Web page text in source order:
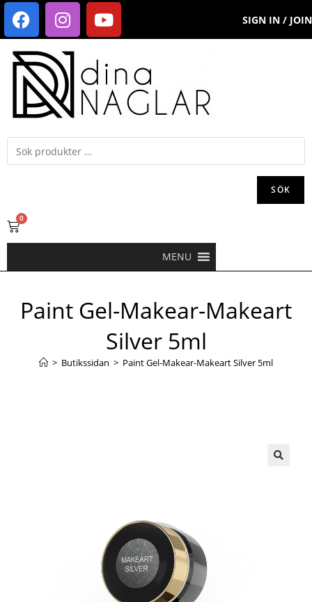
SIGN IN / JOIN
SÖK
0
MENU
Paint Gel-Makear-Makeart
Silver 5ml
> Butikssidan > Paint Gel-Makear-Makeart Silver 5ml